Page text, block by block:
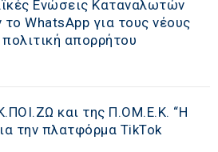
Ενώσεις Καταναλωτών
το WhatsApp για τους νέους
απορρήτου
και της Π.ΟΜ.Ε.Κ. “Η
την πλατφόρμα TikTok